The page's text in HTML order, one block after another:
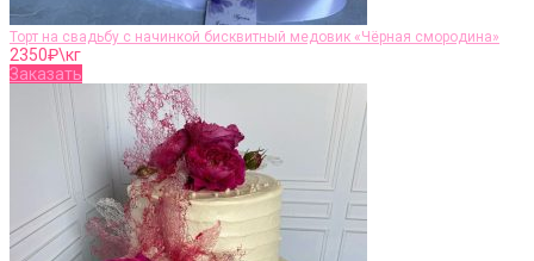
Торт на свадьбу с начинкой бисквитный медовик «Чёрная смородина»
2350₽\кг
Заказать